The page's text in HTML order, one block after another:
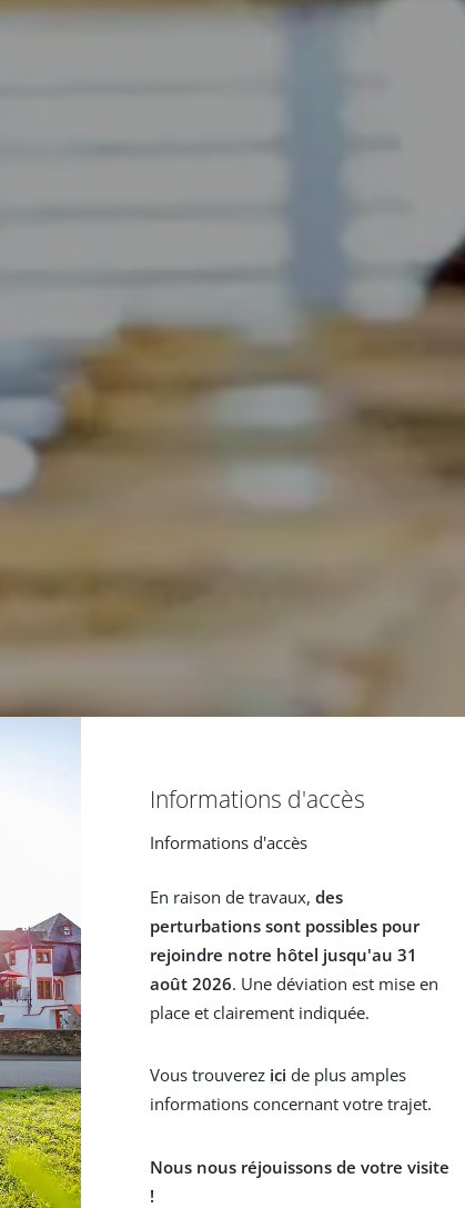
Informations d'accès
Informations d'accès
En raison de travaux, des
perturbations sont possibles pour
rejoindre notre hôtel jusqu'au 31
août 2026. Une déviation est mise en
place et clairement indiquée.
Vous trouverez ici de plus amples
informations concernant votre trajet.
Nous nous réjouissons de votre visite
!